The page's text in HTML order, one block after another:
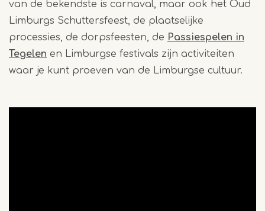
van de bekendste is carnaval, maar ook het Oud
Limburgs Schuttersfeest, de plaatselijke
processies, de dorpsfeesten, de Passiespelen in
Tegelen en Limburgse festivals zijn activiteiten
waar je kunt proeven van de Limburgse cultuur.